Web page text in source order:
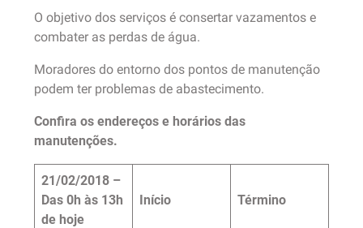
O objetivo dos serviços é consertar vazamentos e
combater as perdas de água.
Moradores do entorno dos pontos de manutenção
podem ter problemas de abastecimento.
Confira os endereços e horários das
manutenções.
21/02/2018 –
Das 0h às 13h
de hoje
Início Término